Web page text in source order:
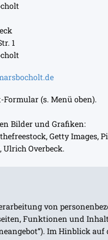
1
(s. Menü oben).
Bilder und Grafiken:
Getty Images,
Ulrich Overbeck.
von
Funktionen und
Im Hinblick